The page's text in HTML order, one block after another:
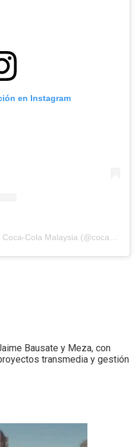
en Instagram
Una publicación compartida de Coca-Cola Malaysia (@cocacolamy)
Bausate y Meza, con
transmedia y gestión